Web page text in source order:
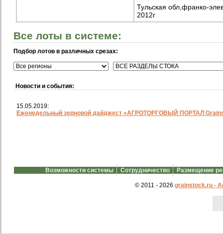
Тульская обл,франко-
2012г
Все лоты в системе:
Подбор лотов в различных срезах:
Новости и события:
15.05.2019:
Еженедельный зерновой дайджест «АГРОТОРГОВЫЙ ПОРТАЛ
Возможности системы Сотрудничество Размещение
© 2011 - 2026 grainstock.ru -